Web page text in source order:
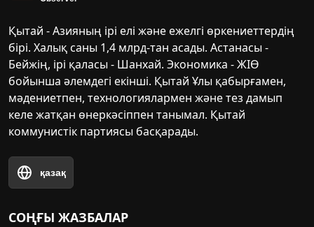
Қытай - Азияның ірі елі және ежелгі өркениеттердің
бірі. Халық саны 1,4 млрд-тан асады. Астанасы -
Бейжің, ірі қаласы - Шанхай. Экономика - ЖІӨ
бойынша әлемдегі екінші. Қытай Ұлы қабырғамен,
мәдениетпен, технологиялармен және тез дамып
келе жатқан өнеркәсіппен танымал. Қытай
коммунистік партиясы басқарады.
қазақ
СОҢҒЫ ЖАЗБАЛАР